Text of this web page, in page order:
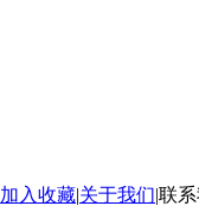
加入收藏|关于我们|联